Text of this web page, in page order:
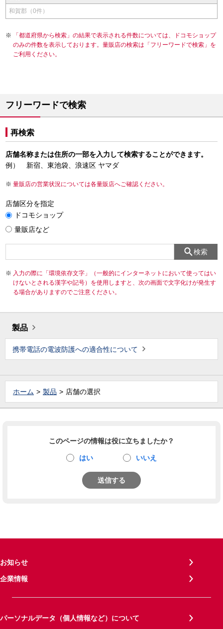
和賀郡（0件）
「都道府県から検索」の結果で表示される件数については、ドコモショップ
のみの件数を表示しております。量販店の検索は「フリーワードで検索」を
ご利用ください。
フリーワードで検索
再検索
店舗名称または住所の一部を入力して検索することができます。
例） 新宿、東池袋、浪速区 ヤマダ
量販店の営業状況については各量販店へご確認ください。
店舗区分を指定
ドコモショップ
量販店など
検索
入力の際に「環境依存文字」（一般的にインターネットにおいて使ってはい
けないとされる漢字や記号）を使用しますと、次の画面で文字化けが発生す
る場合がありますのでご注意ください。
製品
携帯電話の電波防護への適合性について
ホーム 製品 店舗の選択
このページの情報は役に立ちましたか？
はい いいえ
送信する
お知らせ
企業情報
パーソナルデータ（個人情報など）について